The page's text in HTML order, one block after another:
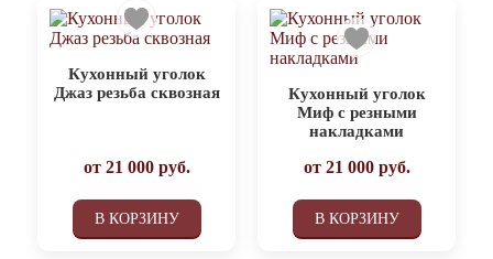
Кухонный уголок
Джаз резьба сквозная
от 21 000руб.
В КОРЗИНУ
Кухонный уголок
Миф с резными
накладками
от 21 000руб.
В КОРЗИНУ